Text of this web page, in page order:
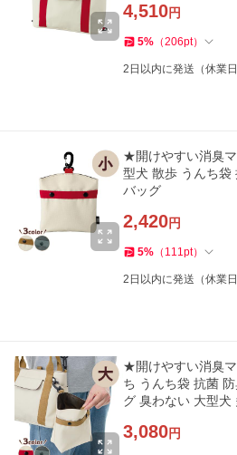
4,510円
5% （206pt）
2日以内に発送（休業日
★開けやすい消臭
型犬 散歩 うんち袋
バッグ
2,420円
5% （ 111pt）
2日以内に発送（休業日
★開けやすい消臭
ち うんち袋 抗菌
グ 臭わない 大型犬
3,080円